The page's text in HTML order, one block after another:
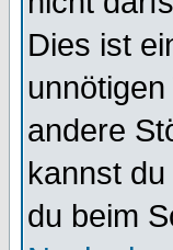
Dies ist
andere
kannst
du beim